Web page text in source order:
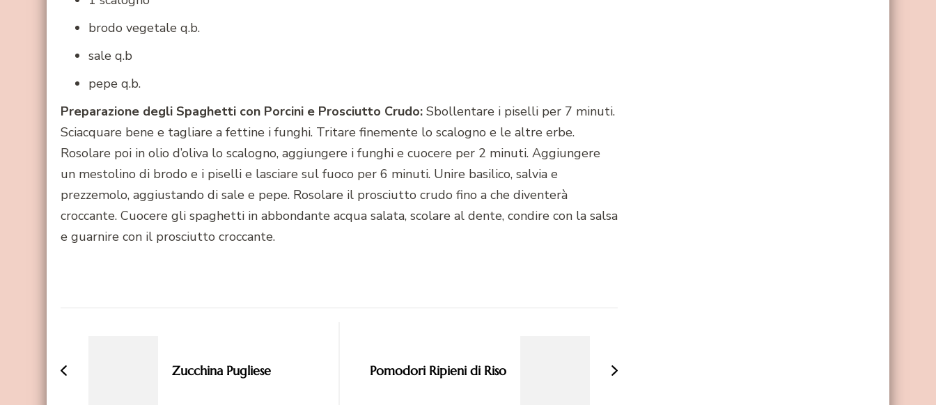
brodo vegetale q.b.
sale q.b
pepe q.b.
Preparazione degli Spaghetti con Porcini e Prosciutto Crudo: Sbollentare i piselli per 7 minuti.
Sciacquare bene e tagliare a fettine i funghi. Tritare finemente lo scalogno e le altre erbe.
Rosolare poi in olio d’oliva lo scalogno, aggiungere i funghi e cuocere per 2 minuti. Aggiungere
un mestolino di brodo e i piselli e lasciare sul fuoco per 6 minuti. Unire basilico, salvia e
prezzemolo, aggiustando di sale e pepe. Rosolare il prosciutto crudo fino a che diventerà
croccante. Cuocere gli spaghetti in abbondante acqua salata, scolare al dente, condire con la salsa
e guarnire con il prosciutto croccante.
Zucchina Pugliese Pomodori Ripieni di Riso